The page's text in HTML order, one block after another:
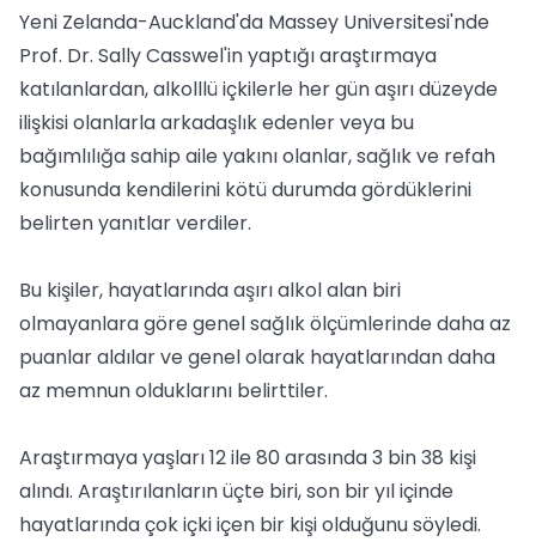
Yeni Zelanda-Auckland'da Massey Universitesi'nde
Prof. Dr. Sally Casswel'in yaptığı araştırmaya
katılanlardan, alkolllü içkilerle her gün aşırı düzeyde
ilişkisi olanlarla arkadaşlık edenler veya bu
bağımlılığa sahip aile yakını olanlar, sağlık ve refah
konusunda kendilerini kötü durumda gördüklerini
belirten yanıtlar verdiler.
Bu kişiler, hayatlarında aşırı alkol alan biri
olmayanlara göre genel sağlık ölçümlerinde daha az
puanlar aldılar ve genel olarak hayatlarından daha
az memnun olduklarını belirttiler.
Araştırmaya yaşları 12 ile 80 arasında 3 bin 38 kişi
alındı. Araştırılanların üçte biri, son bir yıl içinde
hayatlarında çok içki içen bir kişi olduğunu söyledi.